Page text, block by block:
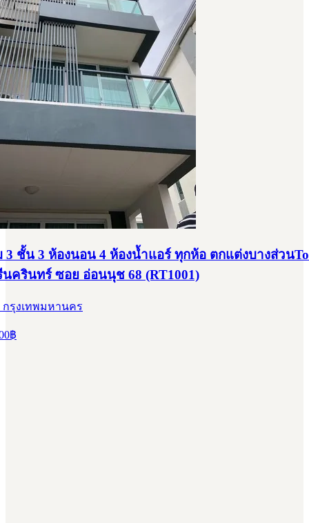
3 ชั้น 3 ห้องนอน 4 ห้องน้ำแอร์ ทุกห้อ ตกแต่งบางส่วน
นครินทร์ ซอย อ่อนนุช 68 (RT1001)
กรุงเทพมหานคร
฿